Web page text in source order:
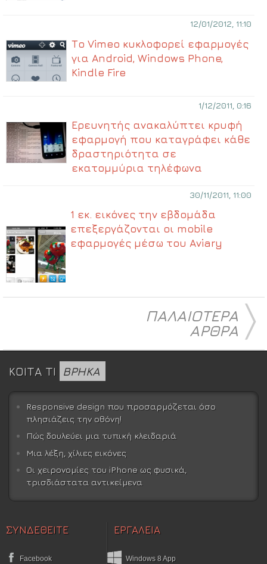
12/01/2012, 11:10
Το Vimeo κυκλοφορεί εφαρμογές
για Android, Windows Phone,
Kindle Fire
1/12/2011, 0:16
Ερευνητής ανακαλύπτει κρυφή
εφαρμογή που καταγράφει κάθε
δραστηριότητα σε
εκατομμύρια τηλέφωνα
30/11/2011, 11:00
1 εκ. εικόνες την εβδομάδα
επεξεργάζονται οι mobile
εφαρμογές μέσω του Aviary
〉
ΠΑΛΑΙΟΤΕΡΑ
ΑΡΘΡΑ
ΚΟΙΤΑ ΤΙ ΒΡΗΚΑ
Responsive design που προσαρμόζεται όσο
πλησιάζεις την οθόνη!
Πώς δουλεύει μια τυπική κλειδαριά
Μια λέξη, χίλιες εικόνες
Οι χειρονομίες του iPhone ως φυσικά,
τρισδιάστατα αντικείμενα
ΣΥΝΔΕΘΕΙΤΕ
Facebook
ΕΡΓΑΛΕΙΑ
Windows 8 App